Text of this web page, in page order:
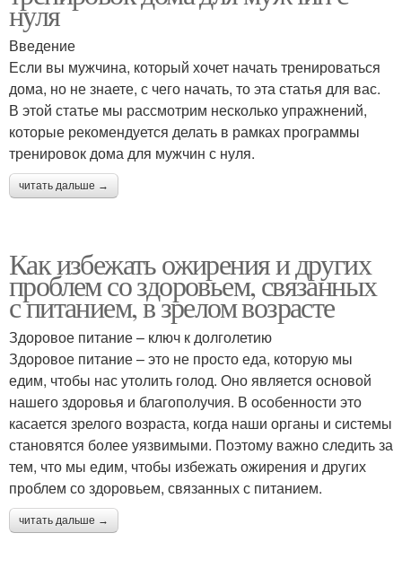
нуля
Введение
Если вы мужчина, который хочет начать тренироваться
дома, но не знаете, с чего начать, то эта статья для вас.
В этой статье мы рассмотрим несколько упражнений,
которые рекомендуется делать в рамках программы
тренировок дома для мужчин с нуля.
читать дальше →
Как избежать ожирения и других
проблем со здоровьем, связанных
с питанием, в зрелом возрасте
Здоровое питание – ключ к долголетию
Здоровое питание – это не просто еда, которую мы
едим, чтобы нас утолить голод. Оно является основой
нашего здоровья и благополучия. В особенности это
касается зрелого возраста, когда наши органы и системы
становятся более уязвимыми. Поэтому важно следить за
тем, что мы едим, чтобы избежать ожирения и других
проблем со здоровьем, связанных с питанием.
читать дальше →